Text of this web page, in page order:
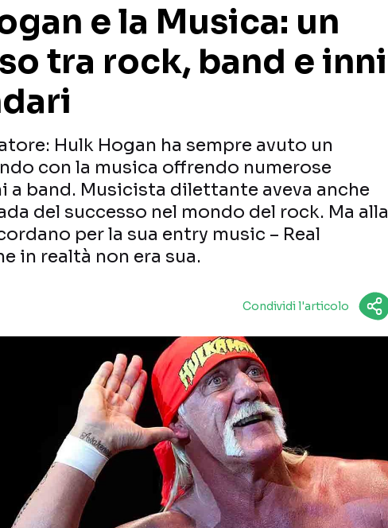
e la Musica: un
tra rock, band e inni
Hulk Hogan ha sempre avuto un
con la musica offrendo numerose
a band. Musicista dilettante aveva anche
del successo nel mondo del rock. Ma alla
per la sua entry music – Real
in realtà non era sua.
Condividi l'articolo